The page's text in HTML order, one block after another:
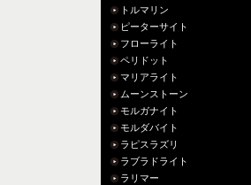
トルマリン
ピーターサイト
フローライト
ペリドット
マリアライト
ムーンストーン
モルガナイト
モルダバイト
ラピスラズリ
ラブラドライト
ラリマー